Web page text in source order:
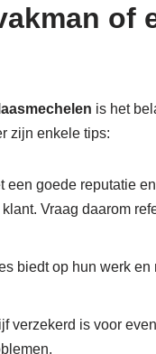
is het
zijn enkele tips:
een goede reputatie
Vraag daarom
biedt op hun werk
verzekerd is voor